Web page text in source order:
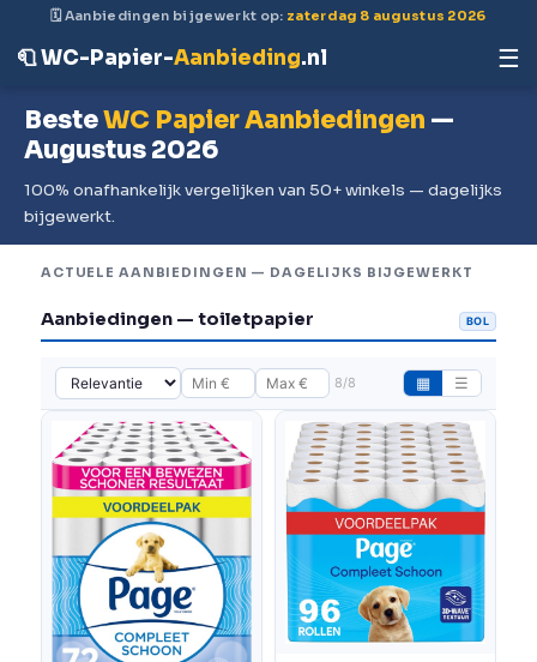
🗓 Aanbiedingen bijgewerkt op: zaterdag 8 augustus 2026
🧻 WC-Papier-Aanbieding.nl ☰
BesteWC Papier Aanbiedingen —
Augustus 2026
100% onafhankelijk vergelijken van 50+ winkels — dagelijks
bijgewerkt.
ACTUELE AANBIEDINGEN — DAGELIJKS BIJGEWERKT
Aanbiedingen — toiletpapier BOL
8/8 ▦ ☰